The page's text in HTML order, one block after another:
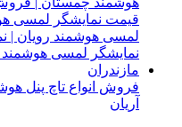
فروش انواع تاچ پنل
آریان